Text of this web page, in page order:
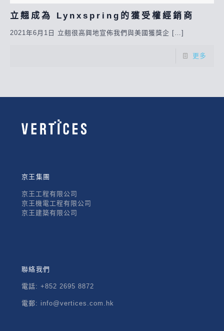
立翹成為 Lynxspring的獲受權經銷商
2021年6月1日 立翹很高興地宣佈我們與美國獲獎企 […]
更多
京王集團
京王工程有限公司
京王機電工程有限公司
京王建築有限公司
聯絡我們
電話: +852 2695 8872
電郵: info@vertices.com.hk